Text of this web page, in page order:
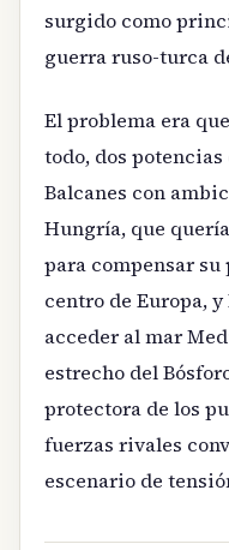
surgido como
guerra ruso-turca
El problema era
todo, dos
Balcanes con
Hungría, que
para compensar
centro de Europa,
acceder al mar
estrecho del
protectora de los
fuerzas rivales
escenario de